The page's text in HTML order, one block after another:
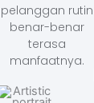
pelanggan rutin
benar-benar
terasa
manfaatnya.